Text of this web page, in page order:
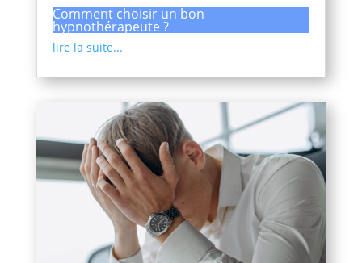
Comment choisir un bon
hypnothérapeute ?
lire la suite...